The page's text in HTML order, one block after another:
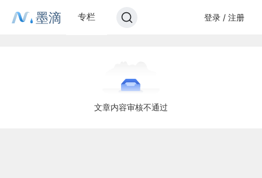
墨滴 专栏 登录 / 注册
文章内容审核不通过